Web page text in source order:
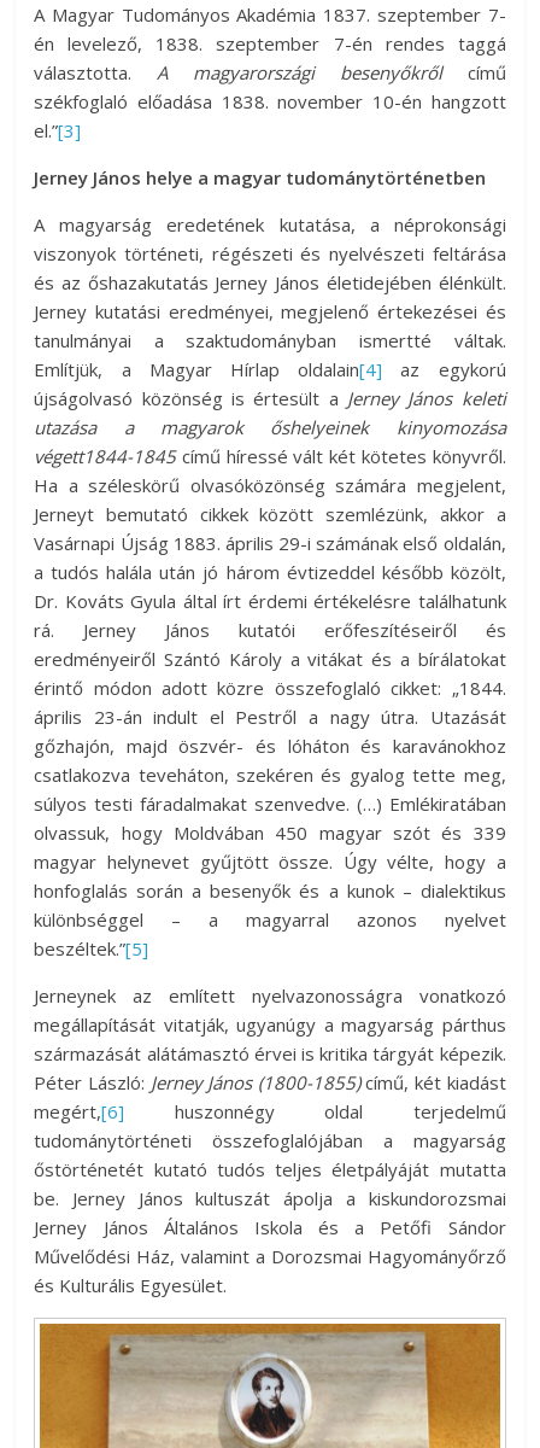
A Magyar Tudományos Akadémia 1837. szeptember 7-
én levelező, 1838. szeptember 7-én rendes taggá
választotta. A magyarországi besenyőkrőlcímű
székfoglaló előadása 1838. november 10-én hangzott
el.”[3]
Jerney János helye a magyar tudománytörténetben
A magyarság eredetének kutatása, a néprokonsági
viszonyok történeti, régészeti és nyelvészeti feltárása
és az őshazakutatás Jerney János életidejében élénkült.
Jerney kutatási eredményei, megjelenő értekezései és
tanulmányai a szaktudományban ismertté váltak.
Említjük, a Magyar Hírlap oldalain[4] az egykorú
újságolvasó közönség is értesült a Jerney János keleti
utazása a magyarok őshelyeinek kinyomozása
végett1844-1845című híressé vált két kötetes könyvről.
Ha a széleskörű olvasóközönség számára megjelent,
Jerneyt bemutató cikkek között szemlézünk, akkor a
Vasárnapi Újság 1883. április 29-i számának első oldalán,
a tudós halála után jó három évtizeddel később közölt,
Dr. Kováts Gyula által írt érdemi értékelésre találhatunk
rá. Jerney János kutatói erőfeszítéseiről és
eredményeiről Szántó Károly a vitákat és a bírálatokat
érintő módon adott közre összefoglaló cikket: „1844.
április 23-án indult el Pestről a nagy útra. Utazását
gőzhajón, majd öszvér- és lóháton és karavánokhoz
csatlakozva teveháton, szekéren és gyalog tette meg,
súlyos testi fáradalmakat szenvedve. (…) Emlékiratában
olvassuk, hogy Moldvában 450 magyar szót és 339
magyar helynevet gyűjtött össze. Úgy vélte, hogy a
honfoglalás során a besenyők és a kunok – dialektikus
különbséggel – a magyarral azonos nyelvet
beszéltek.”[5]
Jerneynek az említett nyelvazonosságra vonatkozó
megállapítását vitatják, ugyanúgy a magyarság párthus
származását alátámasztó érvei is kritika tárgyát képezik.
Péter László: Jerney János (1800-1855)című, két kiadást
megért,[6] huszonnégy oldal terjedelmű
tudománytörténeti összefoglalójában a magyarság
őstörténetét kutató tudós teljes életpályáját mutatta
be. Jerney János kultuszát ápolja a kiskundorozsmai
Jerney János Általános Iskola és a Petőfi Sándor
Művelődési Ház, valamint a Dorozsmai Hagyományőrző
és Kulturális Egyesület.